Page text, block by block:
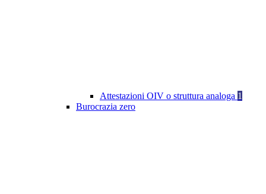
Attestazioni OIV o struttura analoga 1
Burocrazia zero